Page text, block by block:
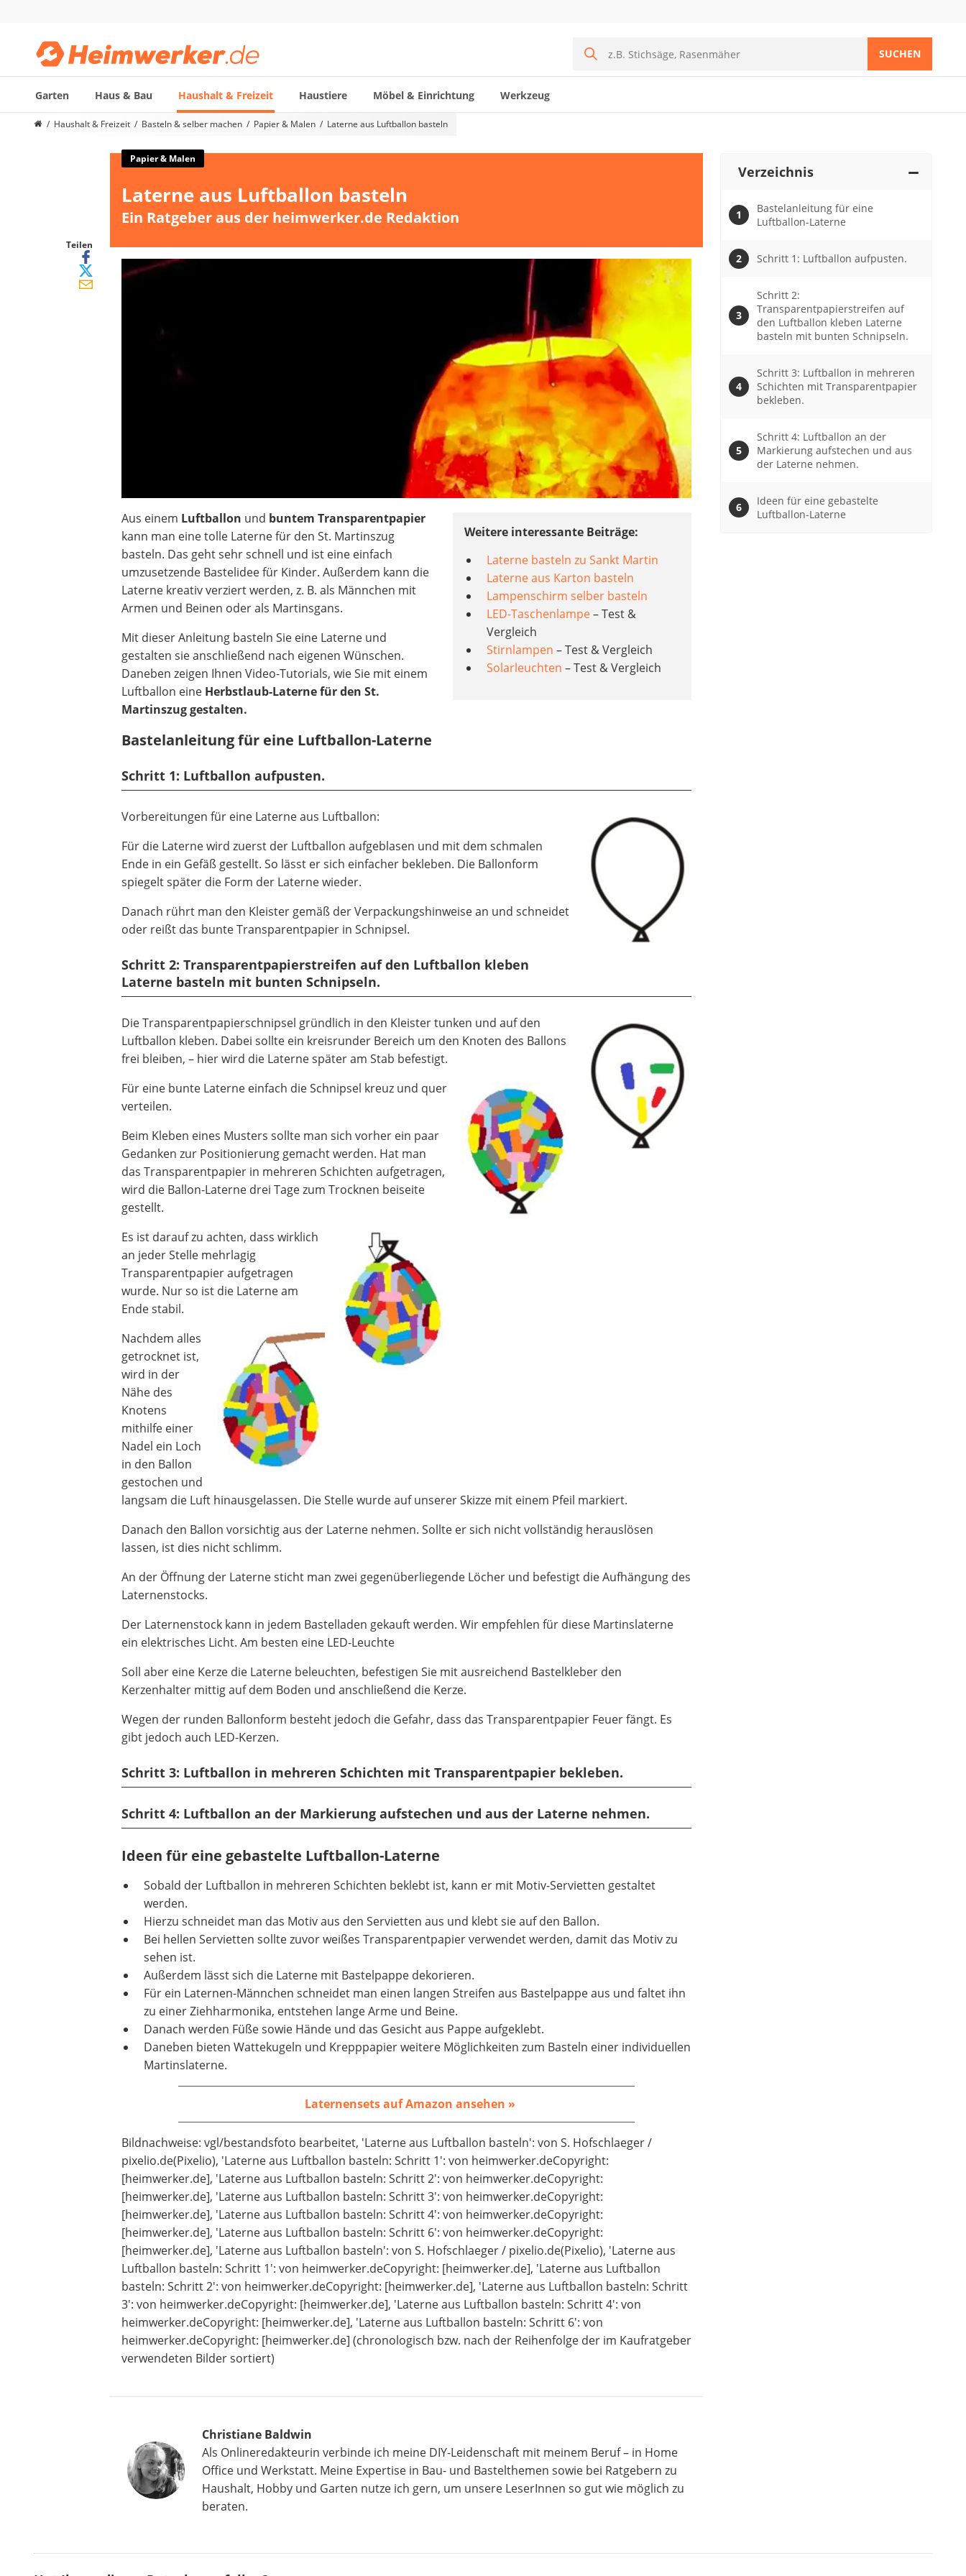
SUCHEN
Garten Haus & Bau Haushalt & Freizeit Haustiere Möbel & Einrichtung Werkzeug
Die beliebtesten Vergleiche nach Kategorie
Induktionskochfeld
Tischgeschirrspüler
Elektronische Dartscheibe
Beheizbare Handschuhe
Haushalt & Freizeit Basteln & selber machen Papier & Malen Laterne aus Luftballon basteln
Teilen
Papier & Malen
Laterne aus Luftballon basteln
Ein Ratgeber aus der heimwerker.de Redaktion
Weitere interessante Beiträge:
Laterne basteln zu Sankt Martin
Laterne aus Karton basteln
Lampenschirm selber basteln
LED-Taschenlampe– Test &
Vergleich
Stirnlampen – Test & Vergleich
Solarleuchten – Test & Vergleich
Aus einem Luftballon und buntem Transparentpapier
kann man eine tolle Laterne für den St. Martinszug
basteln. Das geht sehr schnell und ist eine einfach
umzusetzende Bastelidee für Kinder. Außerdem kann die
Laterne kreativ verziert werden, z. B. als Männchen mit
Armen und Beinen oder als Martinsgans.
Mit dieser Anleitung basteln Sie eine Laterne und
gestalten sie anschließend nach eigenen Wünschen.
Daneben zeigen Ihnen Video-Tutorials, wie Sie mit einem
Luftballon eine Herbstlaub-Laterne für den St.
Martinszug gestalten.
Bastelanleitung für eine Luftballon-Laterne
Schritt 1: Luftballon aufpusten.
Vorbereitungen für eine Laterne aus Luftballon:
Für die Laterne wird zuerst der Luftballon aufgeblasen und mit dem schmalen
Ende in ein Gefäß gestellt. So lässt er sich einfacher bekleben. Die Ballonform
spiegelt später die Form der Laterne wieder.
Danach rührt man den Kleister gemäß der Verpackungshinweise an und schneidet
oder reißt das bunte Transparentpapier in Schnipsel.
Schritt 2: Transparentpapierstreifen auf den Luftballon kleben
Laterne basteln mit bunten Schnipseln.
Die Transparentpapierschnipsel gründlich in den Kleister tunken und auf den
Luftballon kleben. Dabei sollte ein kreisrunder Bereich um den Knoten des Ballons
frei bleiben, – hier wird die Laterne später am Stab befestigt.
Für eine bunte Laterne einfach die Schnipsel kreuz und quer
verteilen.
Beim Kleben eines Musters sollte man sich vorher ein paar
Gedanken zur Positionierung gemacht werden. Hat man
das Transparentpapier in mehreren Schichten aufgetragen,
wird die Ballon-Laterne drei Tage zum Trocknen beiseite
gestellt.
Es ist darauf zu achten, dass wirklich
an jeder Stelle mehrlagig
Transparentpapier aufgetragen
wurde. Nur so ist die Laterne am
Ende stabil.
Nachdem alles
getrocknet ist,
wird in der
Nähe des
Knotens
mithilfe einer
Nadel ein Loch
in den Ballon
gestochen und
langsam die Luft hinausgelassen. Die Stelle wurde auf unserer Skizze mit einem Pfeil markiert.
Danach den Ballon vorsichtig aus der Laterne nehmen. Sollte er sich nicht vollständig herauslösen
lassen, ist dies nicht schlimm.
An der Öffnung der Laterne sticht man zwei gegenüberliegende Löcher und befestigt die Aufhängung des
Laternenstocks.
Der Laternenstock kann in jedem Bastelladen gekauft werden. Wir empfehlen für diese Martinslaterne
ein elektrisches Licht. Am besten eine LED-Leuchte
Soll aber eine Kerze die Laterne beleuchten, befestigen Sie mit ausreichend Bastelkleber den
Kerzenhalter mittig auf dem Boden und anschließend die Kerze.
Wegen der runden Ballonform besteht jedoch die Gefahr, dass das Transparentpapier Feuer fängt. Es
gibt jedoch auch LED-Kerzen.
Schritt 3: Luftballon in mehreren Schichten mit Transparentpapier bekleben.
Schritt 4: Luftballon an der Markierung aufstechen und aus der Laterne nehmen.
Ideen für eine gebastelte Luftballon-Laterne
Sobald der Luftballon in mehreren Schichten beklebt ist, kann er mit Motiv-Servietten gestaltet
werden.
Hierzu schneidet man das Motiv aus den Servietten aus und klebt sie auf den Ballon.
Bei hellen Servietten sollte zuvor weißes Transparentpapier verwendet werden, damit das Motiv zu
sehen ist.
Außerdem lässt sich die Laterne mit Bastelpappe dekorieren.
Für ein Laternen-Männchen schneidet man einen langen Streifen aus Bastelpappe aus und faltet ihn
zu einer Ziehharmonika, entstehen lange Arme und Beine.
Danach werden Füße sowie Hände und das Gesicht aus Pappe aufgeklebt.
Daneben bieten Wattekugeln und Krepppapier weitere Möglichkeiten zum Basteln einer individuellen
Martinslaterne.
Laternensets auf Amazon ansehen »
Bildnachweise: vgl/bestandsfoto bearbeitet, 'Laterne aus Luftballon basteln': von S. Hofschlaeger /
pixelio.de(Pixelio), 'Laterne aus Luftballon basteln: Schritt 1': von heimwerker.deCopyright:
[heimwerker.de], 'Laterne aus Luftballon basteln: Schritt 2': von heimwerker.deCopyright:
[heimwerker.de], 'Laterne aus Luftballon basteln: Schritt 3': von heimwerker.deCopyright:
[heimwerker.de], 'Laterne aus Luftballon basteln: Schritt 4': von heimwerker.deCopyright:
[heimwerker.de], 'Laterne aus Luftballon basteln: Schritt 6': von heimwerker.deCopyright:
[heimwerker.de], 'Laterne aus Luftballon basteln': von S. Hofschlaeger / pixelio.de(Pixelio), 'Laterne aus
Luftballon basteln: Schritt 1': von heimwerker.deCopyright: [heimwerker.de], 'Laterne aus Luftballon
basteln: Schritt 2': von heimwerker.deCopyright: [heimwerker.de], 'Laterne aus Luftballon basteln: Schritt
3': von heimwerker.deCopyright: [heimwerker.de], 'Laterne aus Luftballon basteln: Schritt 4': von
heimwerker.deCopyright: [heimwerker.de], 'Laterne aus Luftballon basteln: Schritt 6': von
heimwerker.deCopyright: [heimwerker.de] (chronologisch bzw. nach der Reihenfolge der im Kaufratgeber
verwendeten Bilder sortiert)
Christiane Baldwin
Als Onlineredakteurin verbinde ich meine DIY-Leidenschaft mit meinem Beruf – in Home
Office und Werkstatt. Meine Expertise in Bau- und Bastelthemen sowie bei Ratgebern zu
Haushalt, Hobby und Garten nutze ich gern, um unsere LeserInnen so gut wie möglich zu
beraten.
Verzeichnis
Bastelanleitung für eine
Luftballon-Laterne
Schritt 1: Luftballon aufpusten.
Schritt 2:
Transparentpapierstreifen auf
den Luftballon kleben Laterne
basteln mit bunten Schnipseln.
Schritt 3: Luftballon in mehreren
Schichten mit Transparentpapier
bekleben.
Schritt 4: Luftballon an der
Markierung aufstechen und aus
der Laterne nehmen.
Ideen für eine gebastelte
Luftballon-Laterne